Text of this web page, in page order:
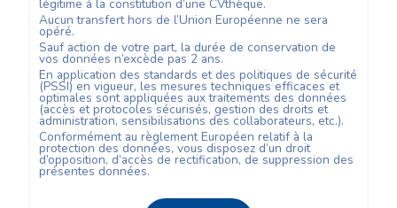
légitime à la constitution d’une CVthèque.
Aucun transfert hors de l’Union Européenne ne sera
opéré.
Sauf action de votre part, la durée de conservation de
vos données n’excède pas 2ans.
En application des standards et des politiques de sécurité
(PSSI) en vigueur, les mesures techniques efficaces et
optimales sont appliquées aux traitements des données
(accès et protocoles sécurisés, gestion des droits et
administration, sensibilisations des collaborateurs, etc.).
Conformément au règlement Européen relatif à la
protection des données, vous disposez d’un droit
d’opposition, d’accès de rectification, de suppression des
présentes données.